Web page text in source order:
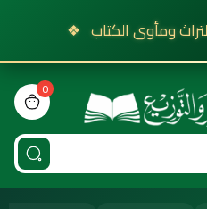
التراث ومأوى الكتاب ❖
0
bag